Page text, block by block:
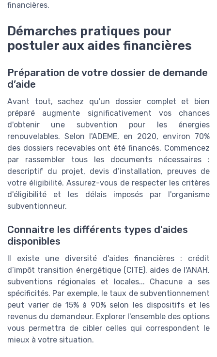
financières.
Démarches pratiques pour
postuler aux aides financières
Préparation de votre dossier de demande
d’aide
Avant tout, sachez qu'un dossier complet et bien
préparé augmente significativement vos chances
d'obtenir une subvention pour les énergies
renouvelables. Selon l'ADEME, en 2020, environ 70%
des dossiers recevables ont été financés. Commencez
par rassembler tous les documents nécessaires :
descriptif du projet, devis d’installation, preuves de
votre éligibilité. Assurez-vous de respecter les critères
d'éligibilité et les délais imposés par l'organisme
subventionneur.
Connaitre les différents types d'aides
disponibles
Il existe une diversité d'aides financières : crédit
d’impôt transition énergétique (CITE), aides de l'ANAH,
subventions régionales et locales... Chacune a ses
spécificités. Par exemple, le taux de subventionnement
peut varier de 15% à 90% selon les dispositifs et les
revenus du demandeur. Explorer l'ensemble des options
vous permettra de cibler celles qui correspondent le
mieux à votre situation.